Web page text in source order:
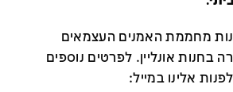
מחממת האמנים העצמאים
בחנות אונליין. לפרטים נוספים
אלינו במייל: